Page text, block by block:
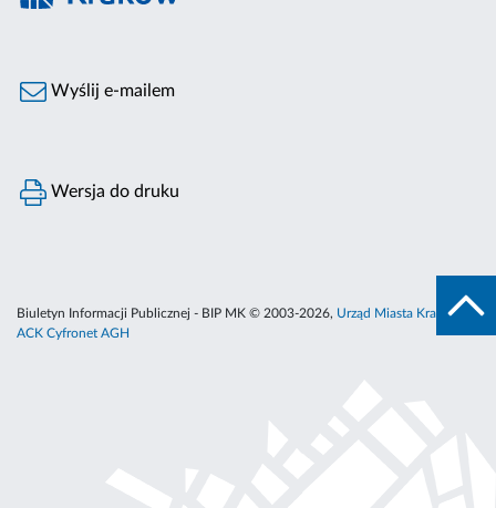
Wyślij e-mailem
Wersja do druku
Biuletyn Informacji Publicznej - BIP MK © 2003-2026, Urząd Miasta Krakowa
ACK Cyfronet AGH